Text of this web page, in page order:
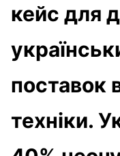
кейс для
поставок
техніки.